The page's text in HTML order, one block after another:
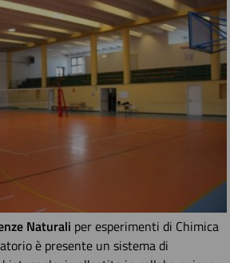
Naturali per esperimenti di Chimica
è presente un sistema di